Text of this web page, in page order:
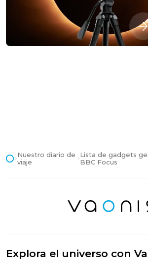
Nuestro diario de
viaje
Lista de gadgets
BBC Focus
Explora el universo con